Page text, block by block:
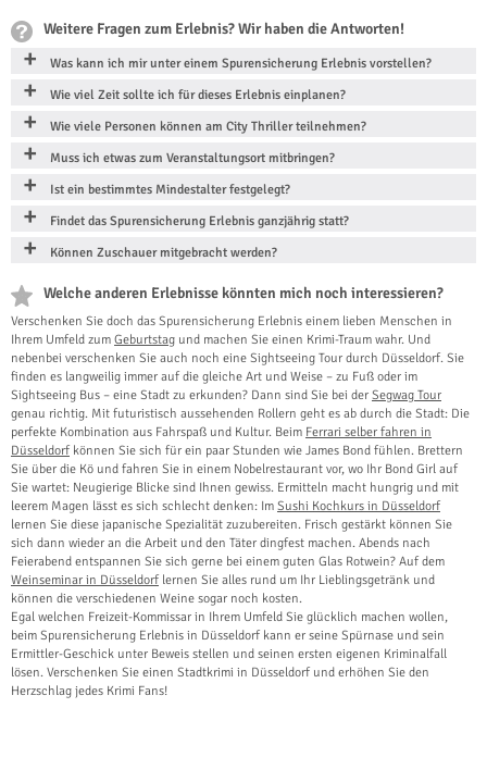
Weitere Fragen zum Erlebnis? Wir haben die Antworten!
Was kann ich mir unter einem Spurensicherung Erlebnis vorstellen?
Wie viel Zeit sollte ich für dieses Erlebnis einplanen?
Wie viele Personen können am City Thriller teilnehmen?
Muss ich etwas zum Veranstaltungsort mitbringen?
Ist ein bestimmtes Mindestalter festgelegt?
Findet das Spurensicherung Erlebnis ganzjährig statt?
Können Zuschauer mitgebracht werden?
Welche anderen Erlebnisse könnten mich noch interessieren?
Verschenken Sie doch das Spurensicherung Erlebnis einem lieben Menschen in
Ihrem Umfeld zum Geburtstag und machen Sie einen Krimi-Traum wahr. Und
nebenbei verschenken Sie auch noch eine Sightseeing Tour durch Düsseldorf. Sie
finden es langweilig immer auf die gleiche Art und Weise – zu Fuß oder im
Sightseeing Bus – eine Stadt zu erkunden? Dann sind Sie bei der Segwag Tour
genau richtig. Mit futuristisch aussehenden Rollern geht es ab durch die Stadt: Die
perfekte Kombination aus Fahrspaß und Kultur. Beim Ferrari selber fahren in
Düsseldorf können Sie sich für ein paar Stunden wie James Bond fühlen. Brettern
Sie über die Kö und fahren Sie in einem Nobelrestaurant vor, wo Ihr Bond Girl auf
Sie wartet: Neugierige Blicke sind Ihnen gewiss. Ermitteln macht hungrig und mit
leerem Magen lässt es sich schlecht denken: Im Sushi Kochkurs in Düsseldorf
lernen Sie diese japanische Spezialität zuzubereiten. Frisch gestärkt können Sie
sich dann wieder an die Arbeit und den Täter dingfest machen. Abends nach
Feierabend entspannen Sie sich gerne bei einem guten Glas Rotwein? Auf dem
Weinseminar in Düsseldorf lernen Sie alles rund um Ihr Lieblingsgetränk und
können die verschiedenen Weine sogar noch kosten.
Egal welchen Freizeit-Kommissar in Ihrem Umfeld Sie glücklich machen wollen,
beim Spurensicherung Erlebnis in Düsseldorf kann er seine Spürnase und sein
Ermittler-Geschick unter Beweis stellen und seinen ersten eigenen Kriminalfall
lösen. Verschenken Sie einen Stadtkrimi in Düsseldorf und erhöhen Sie den
Herzschlag jedes Krimi Fans!